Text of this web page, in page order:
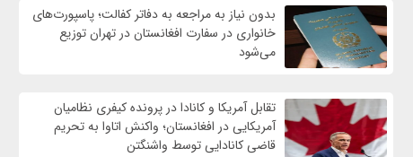
بدون نیاز به مراجعه به دفاتر کفالت؛ پاسپورت‌های
خانواری در سفارت افغانستان در تهران توزیع
می‌شود
تقابل آمریکا و کانادا در پرونده کیفری نظامیان
آمریکایی در افغانستان؛ واکنش اتاوا به تحریم
قاضی کانادایی توسط واشنگتن